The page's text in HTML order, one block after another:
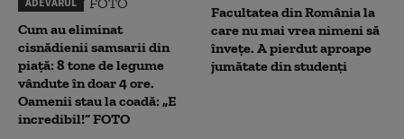
Cum au eliminat
cisnădienii samsarii din
piață: 8 tone de legume
vândute în doar 4 ore.
Oamenii stau la coadă: „E
incredibil!” FOTO
Facultatea din România la
care nu mai vrea nimeni să
înveţe. A pierdut aproape
jumătate din studenţi